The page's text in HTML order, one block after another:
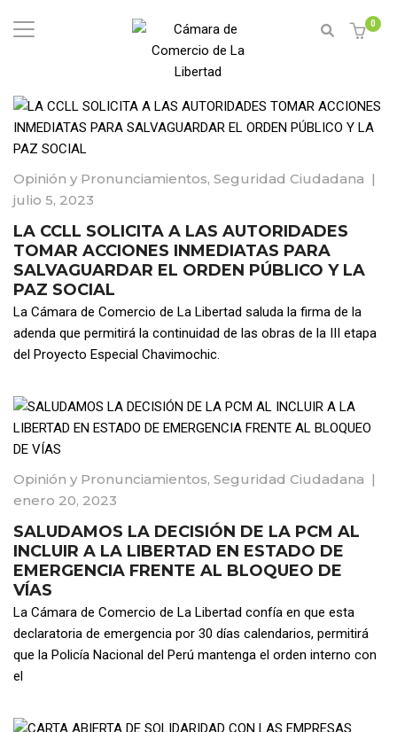
0
Opinión y Pronunciamientos, Seguridad Ciudadana |
julio 5, 2023
LA CCLL SOLICITA A LAS AUTORIDADES
TOMAR ACCIONES INMEDIATAS PARA
SALVAGUARDAR EL ORDEN PÚBLICO Y LA
PAZ SOCIAL
La Cámara de Comercio de La Libertad saluda la firma de la
adenda que permitirá la continuidad de las obras de la III etapa
del Proyecto Especial Chavimochic.
Opinión y Pronunciamientos, Seguridad Ciudadana |
enero 20, 2023
SALUDAMOS LA DECISIÓN DE LA PCM AL
INCLUIR A LA LIBERTAD EN ESTADO DE
EMERGENCIA FRENTE AL BLOQUEO DE
VÍAS
La Cámara de Comercio de La Libertad confía en que esta
declaratoria de emergencia por 30 días calendarios, permitirá
que la Policía Nacional del Perú mantenga el orden interno con
el